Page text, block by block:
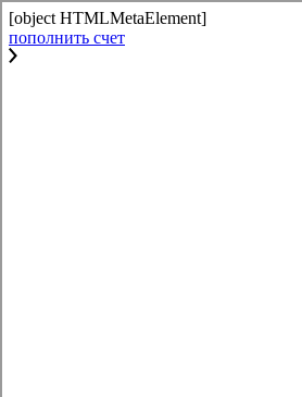
[object HTMLMetaElement]
пополнить счет